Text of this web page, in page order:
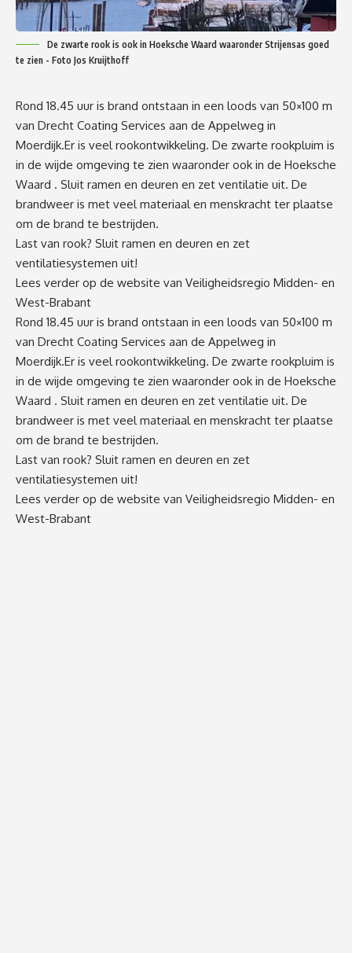
De zwarte rook is ook in Hoeksche Waard waaronder Strijensas goed
te zien - Foto Jos Kruijthoff
Rond 18.45 uur is brand ontstaan in een loods van 50×100 m
van Drecht Coating Services aan de Appelweg in
Moerdijk.Er is veel rookontwikkeling. De zwarte rookpluim is
in de wijde omgeving te zien waaronder ook in de Hoeksche
Waard . Sluit ramen en deuren en zet ventilatie uit. De
brandweer is met veel materiaal en menskracht ter plaatse
om de brand te bestrijden.
Last van rook? Sluit ramen en deuren en zet
ventilatiesystemen uit!
Lees verder op de website van Veiligheidsregio Midden- en
West-Brabant
Rond 18.45 uur is brand ontstaan in een loods van 50×100 m
van Drecht Coating Services aan de Appelweg in
Moerdijk.Er is veel rookontwikkeling. De zwarte rookpluim is
in de wijde omgeving te zien waaronder ook in de Hoeksche
Waard . Sluit ramen en deuren en zet ventilatie uit. De
brandweer is met veel materiaal en menskracht ter plaatse
om de brand te bestrijden.
Last van rook? Sluit ramen en deuren en zet
ventilatiesystemen uit!
Lees verder op de website van Veiligheidsregio Midden- en
West-Brabant